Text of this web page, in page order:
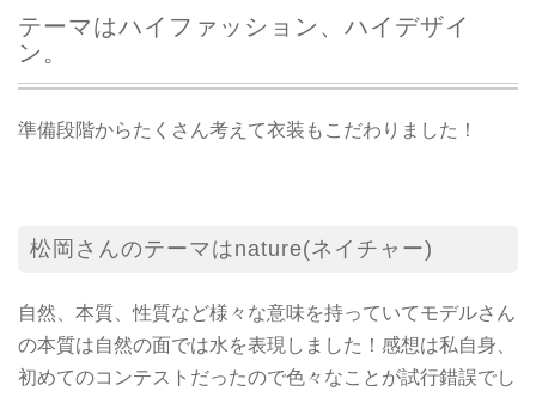
テーマはハイファッション、ハイデザイ
ン。
準備段階からたくさん考えて衣装もこだわりました！
松岡さんのテーマはnature(ネイチャー)
自然、本質、性質など様々な意味を持っていてモデルさん
の本質は自然の面では水を表現しました！感想は私自身、
初めてのコンテストだったので色々なことが試行錯誤でし